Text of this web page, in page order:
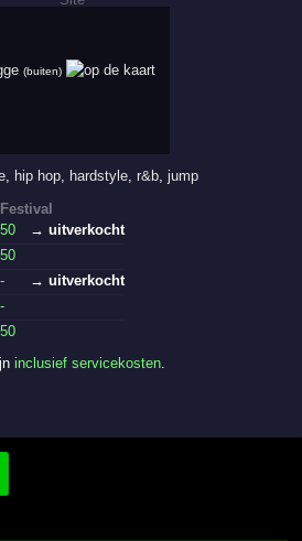
(buiten)
, hip hop, hardstyle,r&b,jump
,50
→ uitverkocht
,50
,-
→ uitverkocht
,-
,50
inclusief servicekosten